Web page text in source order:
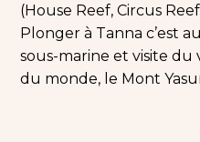
(House Reef, Circus
Plonger à Tanna c’est
sous-marine et visite du
du monde, le Mont